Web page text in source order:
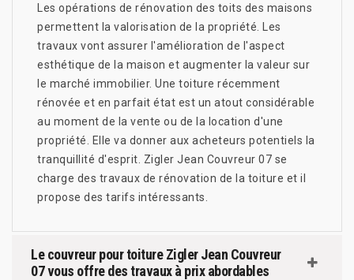
Les opérations de rénovation des toits des maisons
permettent la valorisation de la propriété. Les
travaux vont assurer l'amélioration de l'aspect
esthétique de la maison et augmenter la valeur sur
le marché immobilier. Une toiture récemment
rénovée et en parfait état est un atout considérable
au moment de la vente ou de la location d'une
propriété. Elle va donner aux acheteurs potentiels la
tranquillité d'esprit. Zigler Jean Couvreur 07 se
charge des travaux de rénovation de la toiture et il
propose des tarifs intéressants.
Le couvreur pour toiture Zigler Jean Couvreur
07 vous offre des travaux à prix abordables